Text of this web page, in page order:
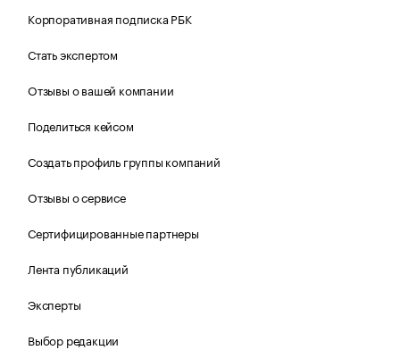
Корпоративная подписка РБК
Стать экспертом
Отзывы о вашей компании
Поделиться кейсом
Создать профиль группы компаний
Отзывы о сервисе
Сертифицированные партнеры
Лента публикаций
Эксперты
Выбор редакции